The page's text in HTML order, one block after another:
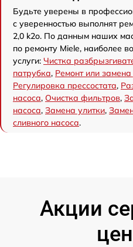
Будьте уверены в
с уверенностью выполнят
2,0 k2o. По данным наших
по ремонту Miele, наиболее
услуги: Чистка
патрубка, Ремонт или
Регулировка прессостата,
насоса, Очистка фильтров,
насоса, Замена улитки,
сливного насоса.
Акции